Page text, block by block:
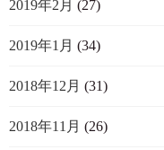
2019年2月 (27)
2019年1月 (34)
2018年12月 (31)
2018年11月 (26)